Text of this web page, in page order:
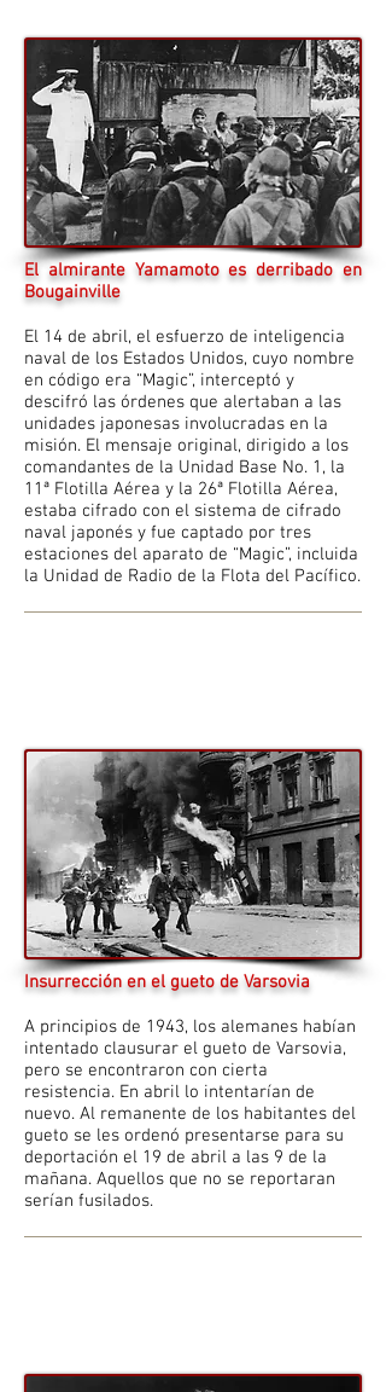
El almirante Yamamoto es derribado en
Bougainville
El 14 de abril, el esfuerzo de inteligencia
naval de los Estados Unidos, cuyo nombre
en código era “Magic”, interceptó y
descifró las órdenes que alertaban a las
unidades japonesas involucradas en la
misión. El mensaje original, dirigido a los
comandantes de la Unidad Base No. 1, la
11ª Flotilla Aérea y la 26ª Flotilla Aérea,
estaba cifrado con el sistema de cifrado
naval japonés y fue captado por tres
estaciones del aparato de “Magic”, incluida
la Unidad de Radio de la Flota del Pacífico.
Insurrección en el gueto de Varsovia
A principios de 1943, los alemanes habían
intentado clausurar el gueto de Varsovia,
pero se encontraron con cierta
resistencia. En abril lo intentarían de
nuevo. Al remanente de los habitantes del
gueto se les ordenó presentarse para su
deportación el 19 de abril a las 9 de la
mañana. Aquellos que no se reportaran
serían fusilados.